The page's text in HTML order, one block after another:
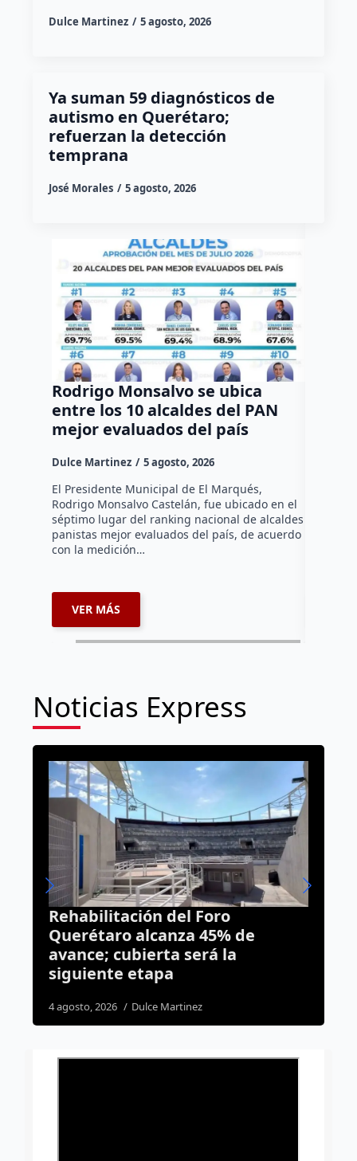
Dulce Martinez 5 agosto, 2026
Ya suman 59 diagnósticos de
autismo en Querétaro;
refuerzan la detección
temprana
José Morales 5 agosto, 2026
Rodrigo Monsalvo se ubica
entre los 10 alcaldes del PAN
mejor evaluados del país
Dulce Martinez 5 agosto, 2026
El Presidente Municipal de El Marqués,
Rodrigo Monsalvo Castelán, fue ubicado en el
séptimo lugar del ranking nacional de alcaldes
panistas mejor evaluados del país, de acuerdo
con la medición…
VER MÁS
Noticias Express
Rehabilitación del Foro
Querétaro alcanza 45% de
avance; cubierta será la
siguiente etapa
4 agosto, 2026 Dulce Martinez